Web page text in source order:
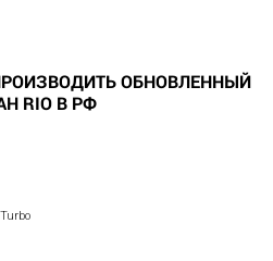
ОБНОВЛЕННЫЙ
RIO В РФ